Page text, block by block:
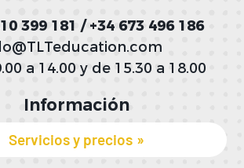
399 181 / +34 673 496 186
a 14.00 y de 15.30 a 18.00
Información
Servicios y precios